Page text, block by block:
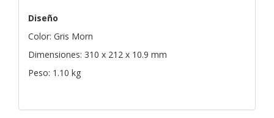
Diseño
Color: Gris Morn
Dimensiones: 310 x 212 x 10.9 mm
Peso: 1.10 kg